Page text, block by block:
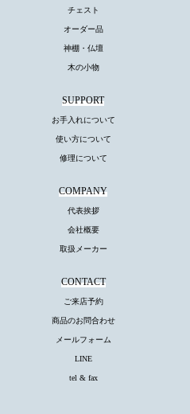
チェスト
オーダー品
神棚・仏壇
木の小物
SUPPORT
お手入れについて
使い方について
修理について
COMPANY
代表挨拶
会社概要
取扱メーカー
CONTACT
ご来店予約
商品のお問合わせ
メールフォーム
LINE
tel & fax